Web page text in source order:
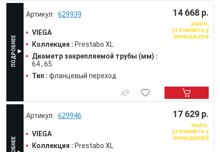
629939
VIEGA
Коллекция : Prestabo XL
Диаметр закрепляемой трубы (мм) :
64 65
Тип : фланцевый переход
14 668 р.
мало,
уточняйте у
менеджера
629946
VIEGA
Коллекция : Prestabo XL
17 629 р.
мало,
уточняйте у
менеджера